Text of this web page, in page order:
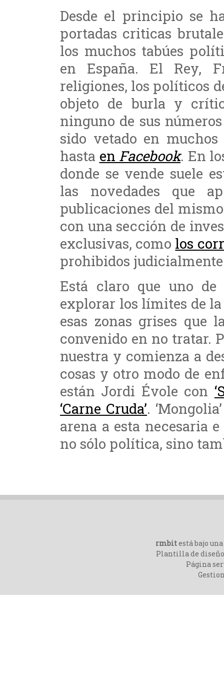
Desde el principio se
portadas criticas
los muchos tabúes
en España. El Rey,
religiones, los políticos
objeto de burla y
ninguno de sus
sido vetado en
hasta en Facebook. En
donde se vende suele
las novedades que
publicaciones del
con una sección de
exclusivas, como los
prohibidos
Está claro que uno de
explorar los límites de
esas zonas grises que
convenido en no tratar.
nuestra y comienza a
cosas y otro modo de
están Jordi Évole con
‘Carne Cruda’.
arena a esta necesaria
no sólo política, sino
rmbitestá bajo una
Plantilla de
Página